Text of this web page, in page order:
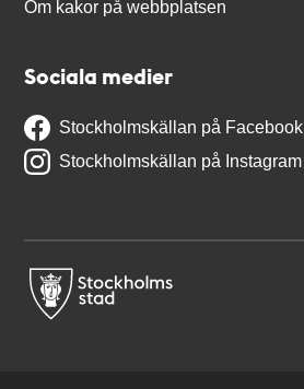
Om kakor på webbplatsen
Sociala medier
Stockholmskällan på Facebook
Stockholmskällan på Instagram